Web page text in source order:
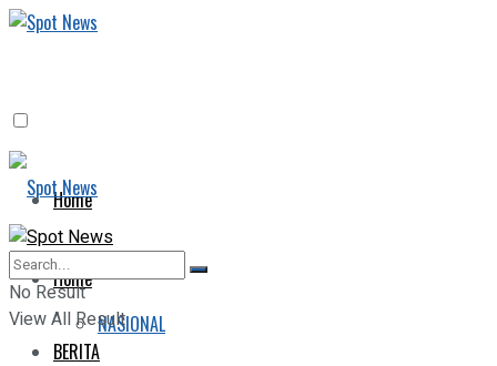
Home
BERITA
NASIONAL
Home
BERITA
No Result
View All Result